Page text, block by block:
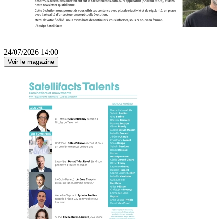
24/07/2026 14:00
Voir le magazine